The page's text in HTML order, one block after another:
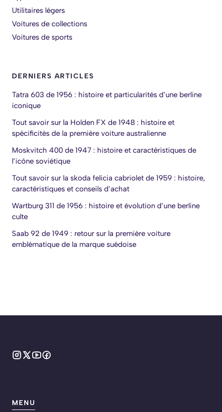
Utilitaires légers
Voitures de collections
Voitures de sports
DERNIERS ARTICLES
Tatra 603 de 1956 : histoire et particularités d’une berline
iconique
Tout savoir sur la Holden FX de 1948 : histoire et
spécificités de la première voiture australienne
Moskvitch 400 de 1947 : histoire et caractéristiques de
l’icône soviétique
Tout savoir sur la skoda felicia cabriolet de 1959 : histoire,
caractéristiques et conseils d’achat
Wartburg 311 de 1956 : histoire et évolution d’une berline
culte
Saab 92 de 1949 : retour sur la première voiture
emblématique de la marque suédoise
MENU